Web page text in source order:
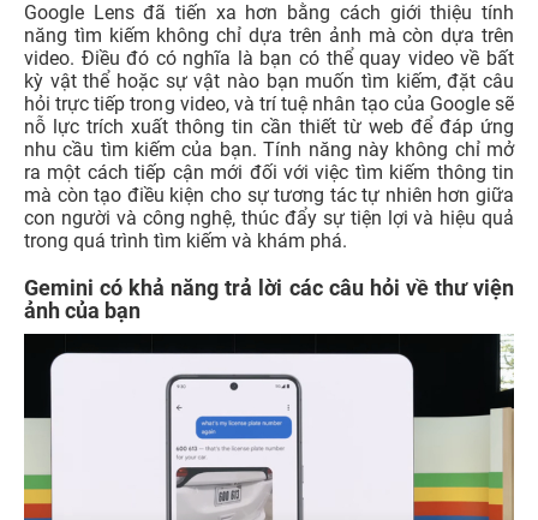
Google Lens đã tiến xa hơn bằng cách giới thiệu tính
năng tìm kiếm không chỉ dựa trên ảnh mà còn dựa trên
video. Điều đó có nghĩa là bạn có thể quay video về bất
kỳ vật thể hoặc sự vật nào bạn muốn tìm kiếm, đặt câu
hỏi trực tiếp trong video, và trí tuệ nhân tạo của Google sẽ
nỗ lực trích xuất thông tin cần thiết từ web để đáp ứng
nhu cầu tìm kiếm của bạn. Tính năng này không chỉ mở
ra một cách tiếp cận mới đối với việc tìm kiếm thông tin
mà còn tạo điều kiện cho sự tương tác tự nhiên hơn giữa
con người và công nghệ, thúc đẩy sự tiện lợi và hiệu quả
trong quá trình tìm kiếm và khám phá.
Gemini có khả năng trả lời các câu hỏi về thư viện
ảnh của bạn